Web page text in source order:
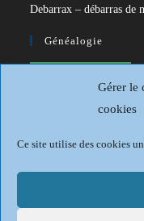
Gérer le
cookies
Ce site utilise des cookies
Debarrax – débarras de
Généalogie
Revue Française de